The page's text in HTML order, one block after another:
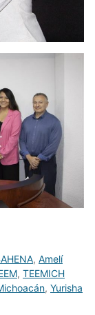
, Amelí
, TEEMICH
, Yurisha